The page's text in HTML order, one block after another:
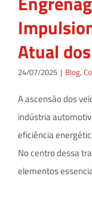
Atual
24/07/2025 | Blog,
A ascensão dos
indústria
eficiência
No centro dessa
elementos